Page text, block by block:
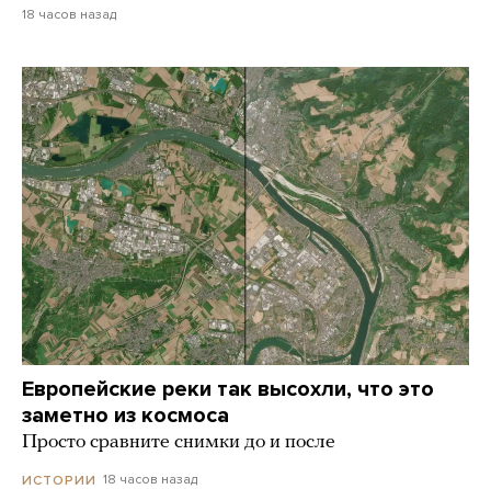
18 часов назад
Европейские реки так высохли, что это
заметно из космоса
Просто сравните снимки до и после
ИСТОРИИ 18 часов назад